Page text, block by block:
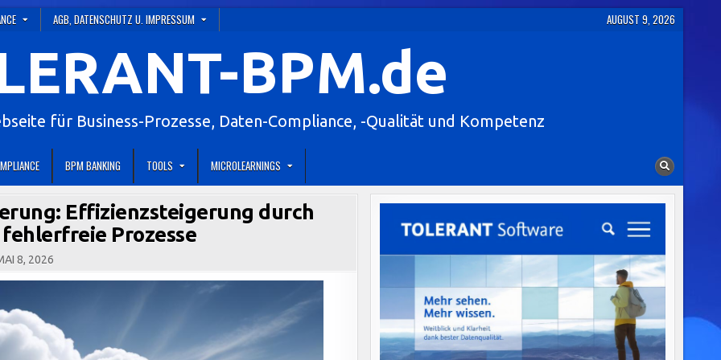
AGB, DATENSCHUTZ U. IMPRESSUM AUGUST 9, 2026
BPM.de
für Business-Prozesse, Daten-Compliance, -Qualität und Kompetenz
BPM BANKING TOOLS MICROLEARNINGS
Effizienzsteigerung durch
Prozesse
8, 2026